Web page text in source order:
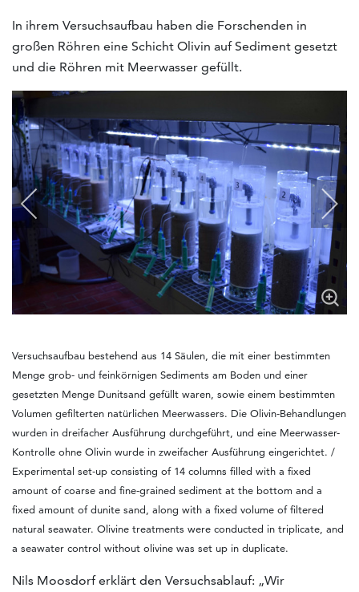
In ihrem Versuchsaufbau haben die Forschenden in
großen Röhren eine Schicht Olivin auf Sediment gesetzt
und die Röhren mit Meerwasser gefüllt.
Versuchsaufbau bestehend aus 14 Säulen, die mit einer bestimmten
Menge grob- und feinkörnigen Sediments am Boden und einer
gesetzten Menge Dunitsand gefüllt waren, sowie einem bestimmten
Volumen gefilterten natürlichen Meerwassers. Die Olivin-Behandlungen
wurden in dreifacher Ausführung durchgeführt, und eine Meerwasser-
Kontrolle ohne Olivin wurde in zweifacher Ausführung eingerichtet. /
Experimental set-up consisting of 14 columns filled with a fixed
amount of coarse and fine-grained sediment at the bottom and a
fixed amount of dunite sand, along with a fixed volume of filtered
natural seawater. Olivine treatments were conducted in triplicate, and
a seawater control without olivine was set up in duplicate.
Nils Moosdorf erklärt den Versuchsablauf: „Wir